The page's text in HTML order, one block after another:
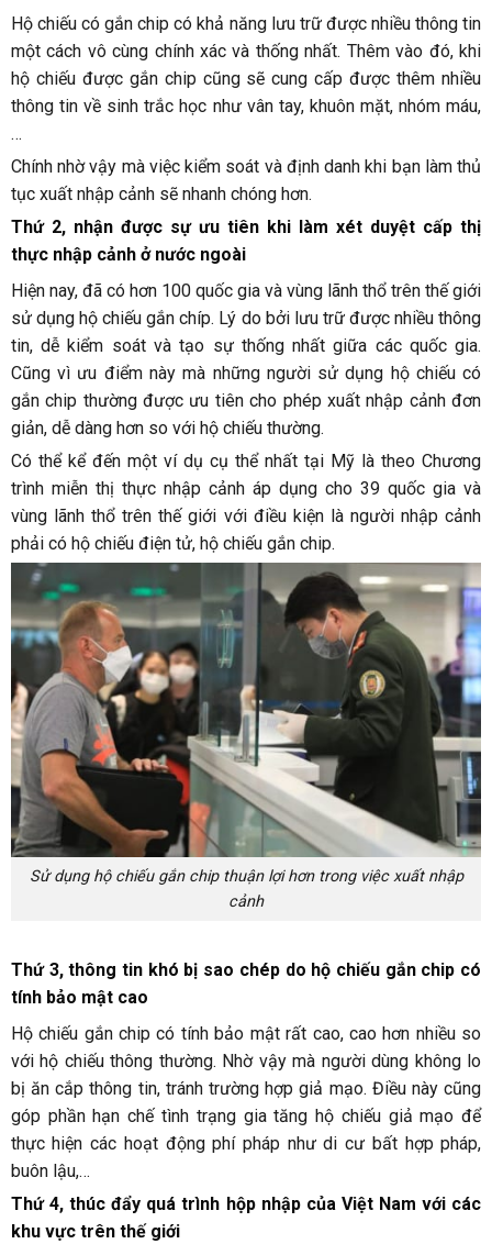
Hộ chiếu có gắn chip có khả năng lưu trữ được nhiều thông tin
một cách vô cùng chính xác và thống nhất. Thêm vào đó, khi
hộ chiếu được gắn chip cũng sẽ cung cấp được thêm nhiều
thông tin về sinh trắc học như vân tay, khuôn mặt, nhóm máu,
…
Chính nhờ vậy mà việc kiểm soát và định danh khi bạn làm thủ
tục xuất nhập cảnh sẽ nhanh chóng hơn.
Thứ 2, nhận được sự ưu tiên khi làm xét duyệt cấp thị
thực nhập cảnh ở nước ngoài
Hiện nay, đã có hơn 100 quốc gia và vùng lãnh thổ trên thế giới
sử dụng hộ chiếu gắn chíp. Lý do bởi lưu trữ được nhiều thông
tin, dễ kiểm soát và tạo sự thống nhất giữa các quốc gia.
Cũng vì ưu điểm này mà những người sử dụng hộ chiếu có
gắn chip thường được ưu tiên cho phép xuất nhập cảnh đơn
giản, dễ dàng hơn so với hộ chiếu thường.
Có thể kể đến một ví dụ cụ thể nhất tại Mỹ là theo Chương
trình miễn thị thực nhập cảnh áp dụng cho 39 quốc gia và
vùng lãnh thổ trên thế giới với điều kiện là người nhập cảnh
phải có hộ chiếu điện tử, hộ chiếu gắn chip.
Sử dụng hộ chiếu gắn chip thuận lợi hơn trong việc xuất nhập
cảnh
Thứ 3, thông tin khó bị sao chép do hộ chiếu gắn chip có
tính bảo mật cao
Hộ chiếu gắn chip có tính bảo mật rất cao, cao hơn nhiều so
với hộ chiếu thông thường. Nhờ vậy mà người dùng không lo
bị ăn cắp thông tin, tránh trường hợp giả mạo. Điều này cũng
góp phần hạn chế tình trạng gia tăng hộ chiếu giả mạo để
thực hiện các hoạt động phí pháp như di cư bất hợp pháp,
buôn lậu,…
Thứ 4, thúc đẩy quá trình hộp nhập của Việt Nam với các
khu vực trên thế giới